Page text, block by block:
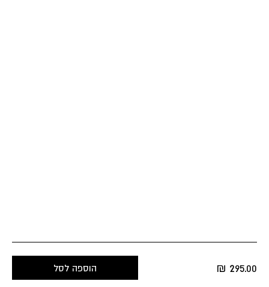
הוספה לסל 295.00
₪